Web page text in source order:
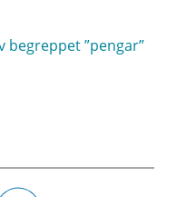
begreppet ”pengar”